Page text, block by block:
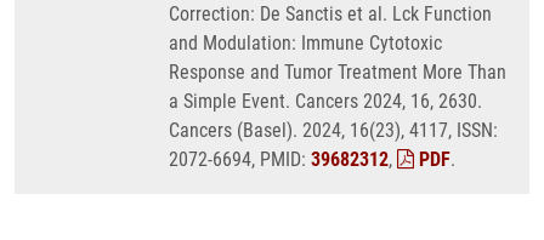
Correction: De Sanctis et al. Lck Function
and Modulation: Immune Cytotoxic
Response and Tumor Treatment More Than
a Simple Event. Cancers 2024, 16, 2630.
Cancers (Basel). 2024, 16(23), 4117, ISSN:
2072-6694, PMID: 39682312, PDF.